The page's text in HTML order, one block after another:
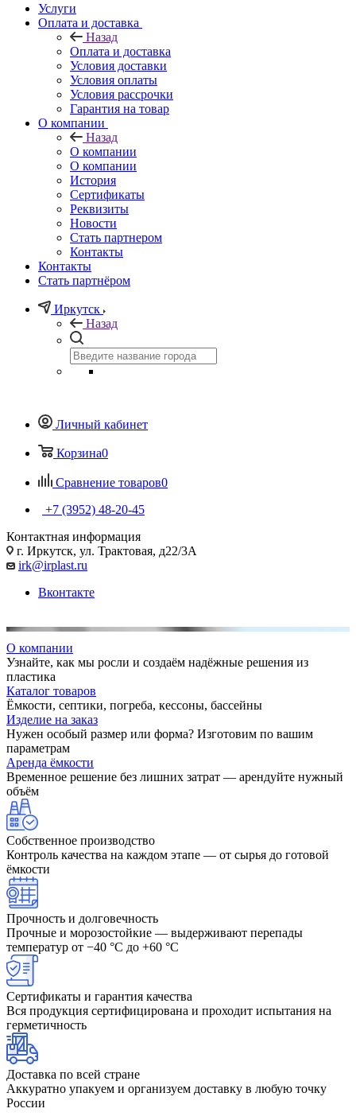
Услуги
Оплата и доставка
Назад
Оплата и доставка
Условия доставки
Условия оплаты
Условия рассрочки
Гарантия на товар
О компании
Назад
О компании
О компании
История
Сертификаты
Реквизиты
Новости
Стать партнером
Контакты
Контакты
Стать партнёром
Иркутск
Назад
Личный кабинет
Корзина0
Сравнение товаров0
+7 (3952) 48-20-45
Контактная информация
г. Иркутск, ул. Трактовая, д22/3А
irk@irplast.ru
Вконтакте
О компании
Узнайте, как мы росли и создаём надёжные решения из
пластика
Каталог товаров
Ёмкости, септики, погреба, кессоны, бассейны
Изделие на заказ
Нужен особый размер или форма? Изготовим по вашим
параметрам
Аренда ёмкости
Временное решение без лишних затрат — арендуйте нужный
объём
Собственное производство
Контроль качества на каждом этапе — от сырья до готовой
ёмкости
Прочность и долговечность
Прочные и морозостойкие — выдерживают перепады
температур от −40 °C до +60 °C
Сертификаты и гарантия качества
Вся продукция сертифицирована и проходит испытания на
герметичность
Доставка по всей стране
Аккуратно упакуем и организуем доставку в любую точку
России